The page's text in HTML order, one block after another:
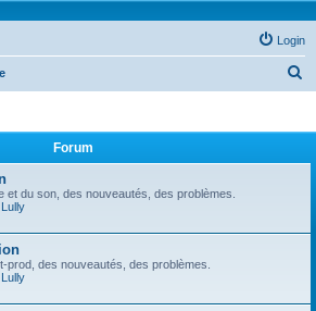
Login
Forum
et du son, des nouveautés, des problèmes.
Lully
prod, des nouveautés, des problèmes.
Lully